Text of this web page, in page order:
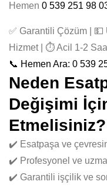
Hemen 0 539 251 98
✅ Garantili Çözüm | 💵
Hizmet | ⏱️ Acil 1-2
📞 Hemen Ara: 0 539
Neden
Değişimi
Etmelisiniz?
✔️ Esatpaşa ve
✔️ Profesyonel ve
✔️ Garantili işçilik ve